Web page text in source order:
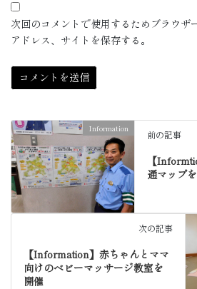
次回のコメントで使用するためブラウザ
アドレス、サイトを保存する。
Information
前の記事
【
通マップ
次の記事
【Information】赤ちゃんとママ
向けのベビーマッサージ教室を
開催